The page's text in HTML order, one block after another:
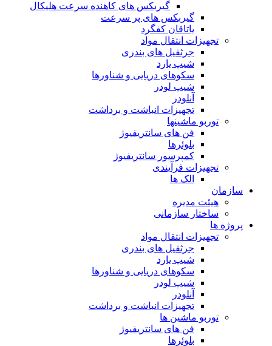
گيربكس های كاهنده سرعت هليكال
گيربكس های پر سرعت
ياتاقان كفگرد
تجهیزات انتقال مواد
جرثقیل های بندری
شیپ یارد
سکوهای دریایی و شناورها
شیپ لودر
آنلودر
تجهیزات انباشت و برداشت
توربو ماشینها
فن های سانتریفیوژ
بلوئرها
کمپرسور سانتریفیوژ
تجهیزات فرآیندی
الک ها
سازمان
هيئت مديره
ساختار سازمانی
پروژه ها
تجهيزات انتقال مواد
جرثقيل های بندری
شيپ يارد
سكوهای دريايی و شناورها
شيپ لودر
آنلودر
تجهيزات انباشت و برداشت
توربو ماشين ها
فن های سانتريفيوژ
بلوئرها